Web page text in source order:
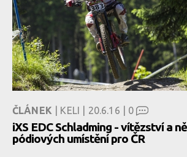
ČLÁNEK | KELI | 20.6.16 | 0
iXS EDC Schladming - vítězství a
pódiových umístění pro ČR